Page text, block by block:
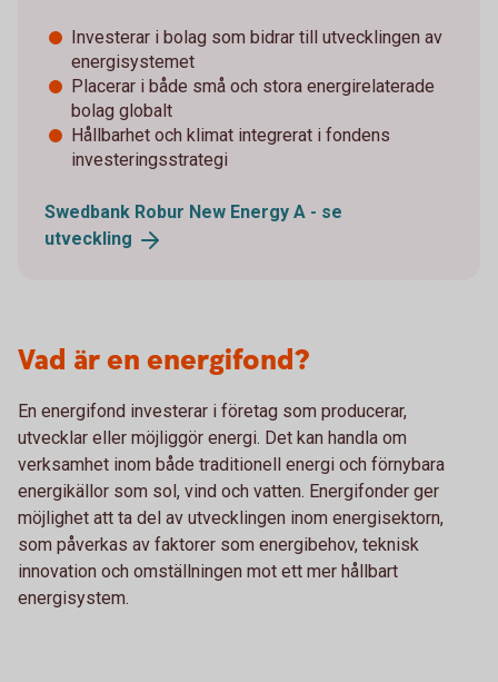
Investerar i bolag som bidrar till utvecklingen av
energisystemet
Placerar i både små och stora energirelaterade
bolag globalt
Hållbarhet och klimat integrerat i fondens
investeringsstrategi
Swedbank Robur New Energy A - se
utveckling
Vad är en energifond?
En energifond investerar i företag som producerar,
utvecklar eller möjliggör energi. Det kan handla om
verksamhet inom både traditionell energi och förnybara
energikällor som sol, vind och vatten. Energifonder ger
möjlighet att ta del av utvecklingen inom energisektorn,
som påverkas av faktorer som energibehov, teknisk
innovation och omställningen mot ett mer hållbart
energisystem.